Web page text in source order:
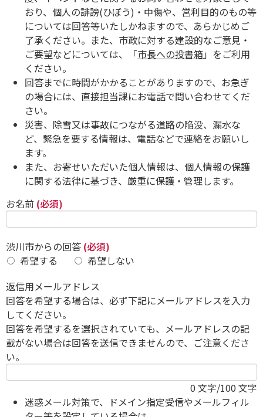
おり、個人の誹謗(ひぼう)・中傷や、営利目的のもの等
については回答等いたしかねますので、あらかじめご
了承ください。また、市政に対する建設的なご意見・
ご要望などについては、「市長への投書箱」をご利用
ください。
回答までに時間がかかることがありますので、お急ぎ
の場合には、直接担当課にお電話で問い合わせてくだ
さい。
災害、除雪又は事故につながる道路の陥没、漏水な
ど、緊急を要する情報は、電話などで連絡をお願いし
ます。
また、お寄せいただいた個人情報は、個人情報の保護
に関する法律に基づき、厳重に保護・管理します。
お名前 (必須)
渋川市からの回答 (必須)
希望する
希望しない
返信用メールアドレス
回答を希望する場合は、必ず下記にメールアドレスを入力
してください。
回答を希望するを選択されていても、メールアドレスの記
載がない場合は回答を送信できませんので、ご注意くださ
い。
0 文字/100 文字
迷惑メール対策で、ドメイン指定受信やメールフィル